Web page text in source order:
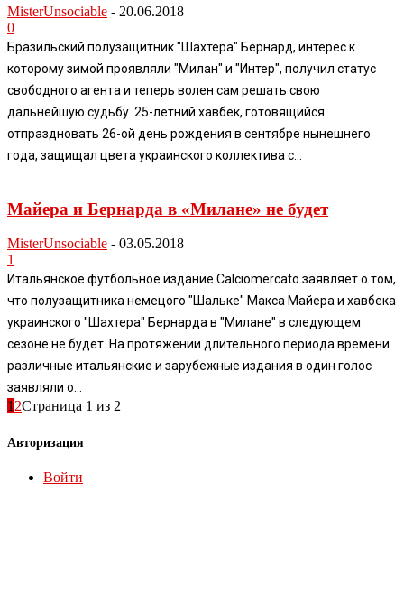
MisterUnsociable - 20.06.2018
0
Бразильский полузащитник "Шахтера" Бернард, интерес к
которому зимой проявляли "Милан" и "Интер", получил статус
свободного агента и теперь волен сам решать свою
дальнейшую судьбу. 25-летний хавбек, готовящийся
отпраздновать 26-ой день рождения в сентябре нынешнего
года, защищал цвета украинского коллектива с...
Майера и Бернарда в «Милане» не будет
MisterUnsociable - 03.05.2018
1
Итальянское футбольное издание Calciomercato заявляет о том,
что полузащитника немецого "Шальке" Макса Майера и хавбека
украинского "Шахтера" Бернарда в "Милане" в следующем
сезоне не будет. На протяжении длительного периода времени
различные итальянские и зарубежные издания в один голос
заявляли о...
12Страница 1 из 2
Авторизация
Войти